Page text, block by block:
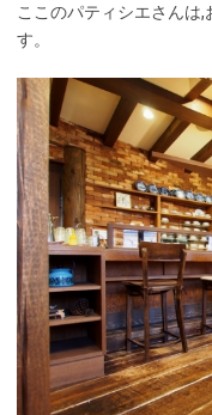
ここのパティシエさんは
す。